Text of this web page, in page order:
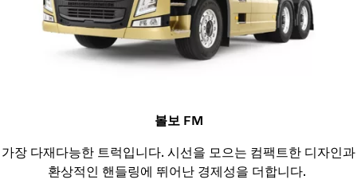
볼보 FM
가장 다재다능한 트럭입니다. 시선을 모으는 컴팩트한 디자인과
환상적인 핸들링에 뛰어난 경제성을 더합니다.